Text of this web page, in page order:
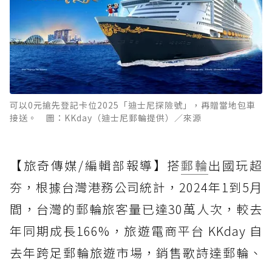
可以0元搶先登記卡位2025「迪士尼探險號」，再贈當地包車
接送。 圖：KKday（迪士尼郵輪提供）／來源
【旅奇傳媒/編輯部報導】搭郵輪出國玩超
夯，根據台灣港務公司統計，2024年1到5月
間，台灣的郵輪旅客量已達30萬人次，較去
年同期成長166%，旅遊電商平台 KKday 自
去年跨足郵輪旅遊市場，銷售歌詩達郵輪、